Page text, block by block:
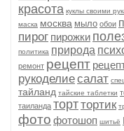
красота куклы своими
маска москва мыло обои
пирог пирожки
политика природа
ремонт рецепт
рукоделиесалат
тайланд тайские таблетки
таиланда торттортик
фото фотошоп шитьё